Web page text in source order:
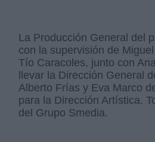
La Producción General del
con la supervisión de
Tío Caracoles, junto con
llevar la Dirección General
Alberto Frías y Eva Marco
para la Dirección Artística.
del Grupo Smedia.